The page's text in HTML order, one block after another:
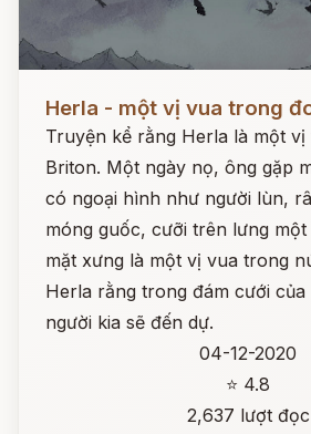
Herla - một vị vua trong
Truyện kể rằng Herla là một vị
Briton. Một ngày nọ, ông gặp
có ngoại hình như người lùn,
móng guốc, cưỡi trên lưng một
mặt xưng là một vị vua trong
Herla rằng trong đám cưới
người kia sẽ đến dự.
04-12-2020
⭐ 4.8
2,637 lượt đọc